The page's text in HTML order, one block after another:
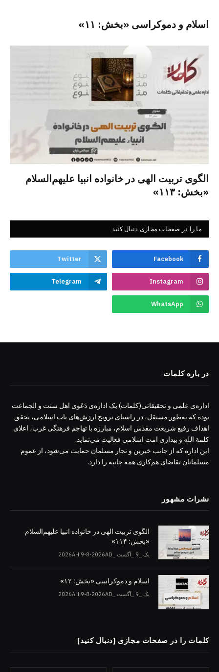
اسلام و دموکراسی «بخش: ۱۱»
الگوی تربیت الهی در خانواده انبیا‌‌ علیهم‌السلام
«بخش: ۱۱۳»
ما را در صفحات مجازی دنبال کنید
Facebook
Twitter
Instagram
Telegram
WhatsApp
در باره کلمات
اداره‌ی علمی و تحقیقاتی(کلمات) یک اداره‌ی دَعَوی اهل سنت و الجماعت
بوده که به‌طور مستقل، در راستای ترویج ارزش‌های ناب اسلامی، تحقق
اهداف رفیع شریعت مقدس اسلام، مبارزه با تهاجم فرهنگی غرب، اعلای
کلمة الله و بیداری امت اسلامی فعالیت می‌نماید.
این اداره که از جانب خیرین و تجار مسلمان حمایت می‌شود، از عموم
مسلمانان تقاضای هم‌کاری همه جانبه را دارد.
نشرات مشهور
الگوی تربیت الهی در خانواده انبیا‌‌ علیهم‌السلام
«بخش: ۱۱۴»
یک _9 _آگست _2026AH 9-8-2026AD
اسلام و دموکراسی «بخش: ۱۲»
یک _9 _آگست _2026AH 9-8-2026AD
کلمات را در صفحات مجازی [دنبال کنید]